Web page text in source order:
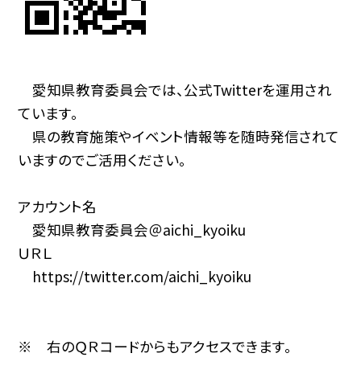
愛知県教育委員会では、公式Twitterを運用され
ています。
県の教育施策やイベント情報等を随時発信されて
いますのでご活用ください。
アカウント名
愛知県教育委員会＠aichi_kyoiku
ＵＲＬ
https://twitter.com/aichi_kyoiku
※ 右のＱＲコードからもアクセスできます。